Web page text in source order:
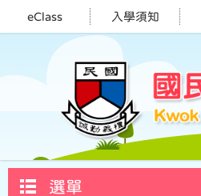
eClass 入學須知
選單